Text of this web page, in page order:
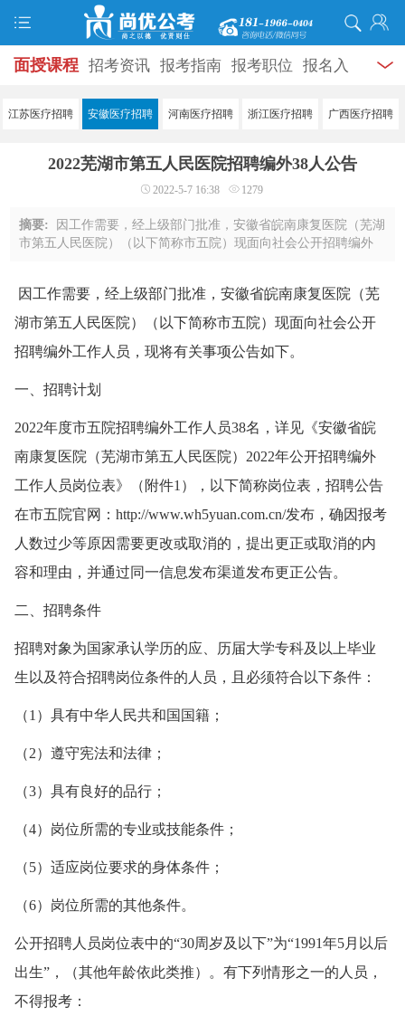
面授课程 招考资讯 报考指南 报考职位 报名入
口 打准考证 成绩查询 面试公告 录用公示 辅导
学员风采 名师团队
服务信息
江苏医疗招聘 安徽医疗招聘 河南医疗招聘 浙江医疗招聘 广西医疗招聘
2022芜湖市第五人民医院招聘编外38人公告
2022-5-7 16:38 1279
摘要:
因工作需要，经上级部门批准，安徽省皖南康复医院（芜湖
市第五人民医院）（以下简称市五院）现面向社会公开招聘编外
因工作需要，经上级部门批准，安徽省皖南康复医院（芜
湖市第五人民医院）（以下简称市五院）现面向社会公开
招聘编外工作人员，现将有关事项公告如下。
一、招聘计划
2022年度市五院招聘编外工作人员38名，详见《安徽省皖
南康复医院（芜湖市第五人民医院）2022年公开招聘编外
工作人员岗位表》（附件1），以下简称岗位表，招聘公告
在市五院官网：http://www.wh5yuan.com.cn/发布，确因报考
人数过少等原因需要更改或取消的，提出更正或取消的内
容和理由，并通过同一信息发布渠道发布更正公告。
二、招聘条件
招聘对象为国家承认学历的应、历届大学专科及以上毕业
生以及符合招聘岗位条件的人员，且必须符合以下条件：
（1）具有中华人民共和国国籍；
（2）遵守宪法和法律；
（3）具有良好的品行；
（4）岗位所需的专业或技能条件；
（5）适应岗位要求的身体条件；
（6）岗位所需的其他条件。
公开招聘人员岗位表中的“30周岁及以下”为“1991年5月以后
出生”，（其他年龄依此类推）。有下列情形之一的人员，
不得报考：